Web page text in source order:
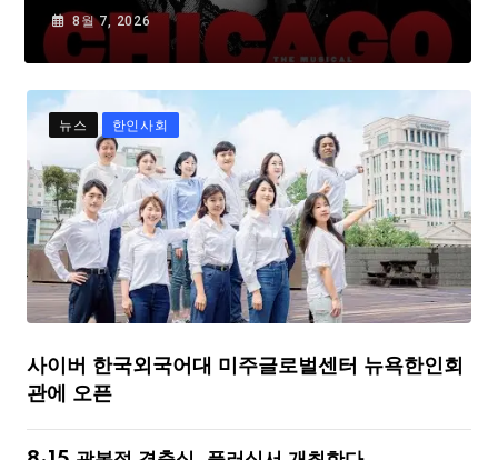
8월 7, 2026
뉴스 한인사회
사이버 한국외국어대 미주글로벌센터 뉴욕한인회
관에 오픈